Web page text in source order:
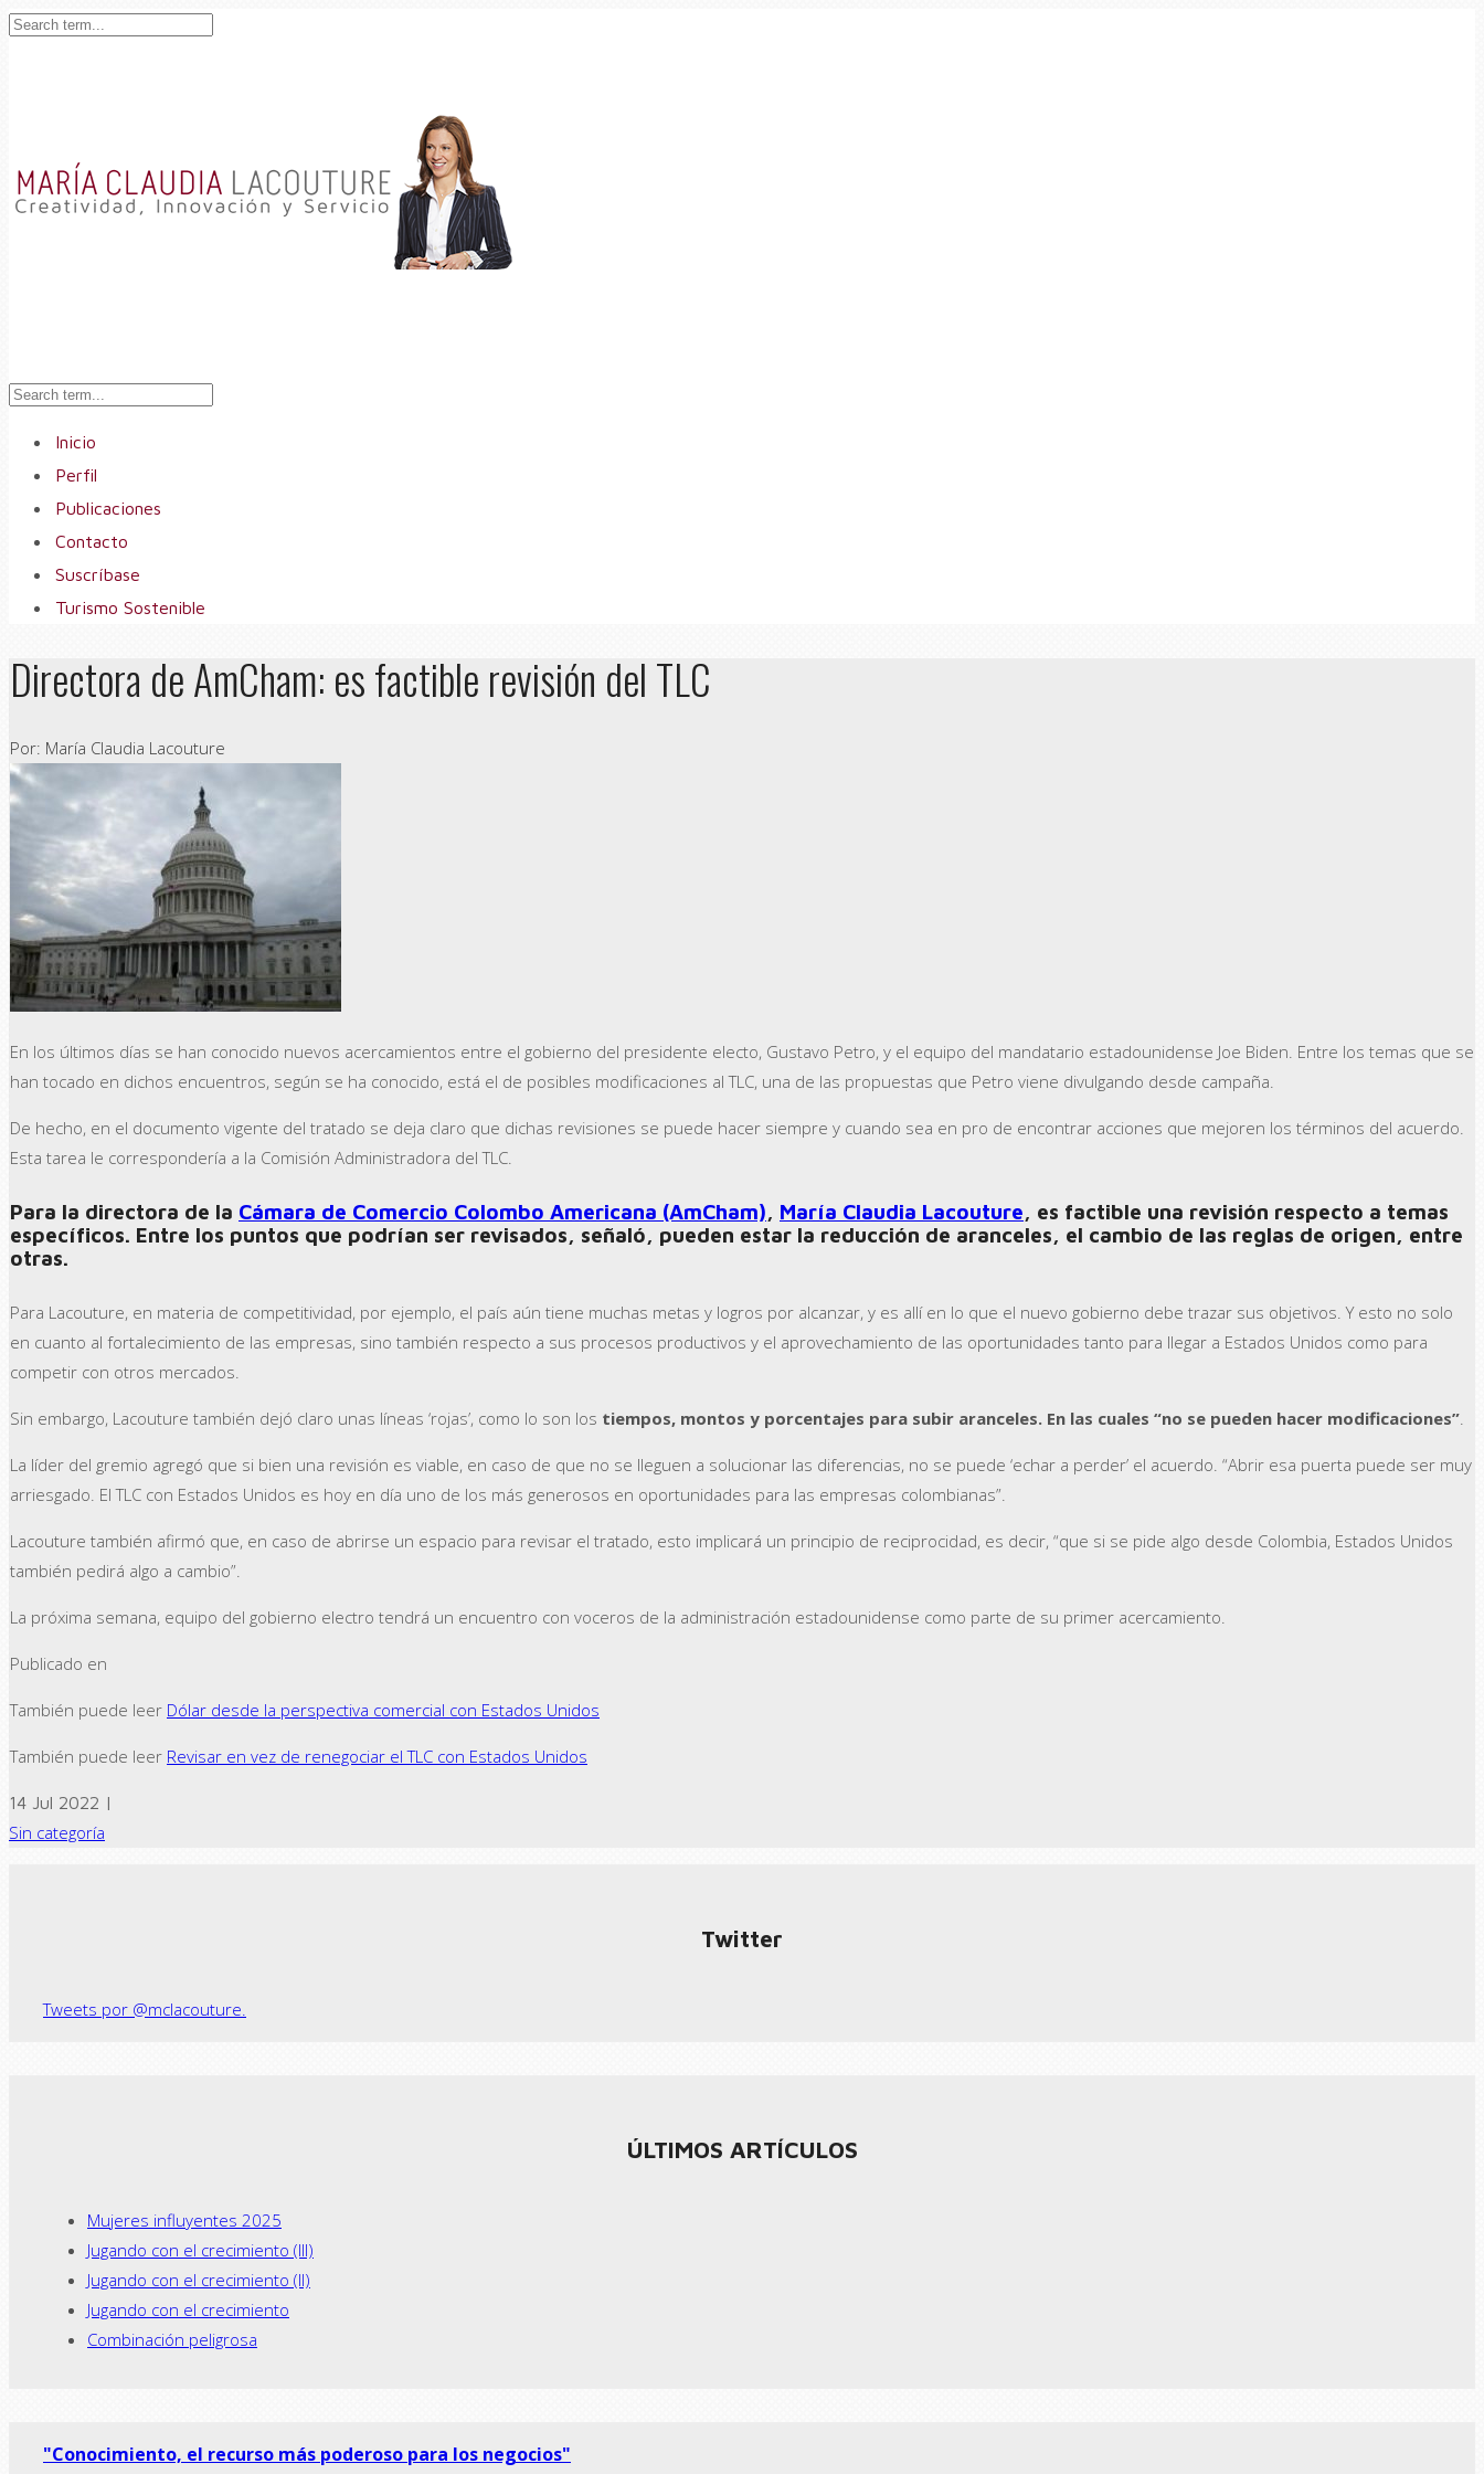
Inicio
Perfil
Publicaciones
Contacto
Suscríbase
Turismo Sostenible
Directora de AmCham: es factible revisión del TLC
Por: María Claudia Lacouture
En los últimos días se han conocido nuevos acercamientos entre el gobierno del presidente electo, Gustavo Petro, y el equipo del mandatario estadounidense Joe Biden. Entre los temas que se
han tocado en dichos encuentros, según se ha conocido, está el de posibles modificaciones al TLC, una de las propuestas que Petro viene divulgando desde campaña.
De hecho, en el documento vigente del tratado se deja claro que dichas revisiones se puede hacer siempre y cuando sea en pro de encontrar acciones que mejoren los términos del acuerdo.
Esta tarea le correspondería a la Comisión Administradora del TLC.
Para la directora de la Cámara de Comercio Colombo Americana (AmCham), María Claudia Lacouture, es factible una revisión respecto a temas
específicos. Entre los puntos que podrían ser revisados, señaló, pueden estar la reducción de aranceles, el cambio de las reglas de origen, entre
otras.
Para Lacouture, en materia de competitividad, por ejemplo, el país aún tiene muchas metas y logros por alcanzar, y es allí en lo que el nuevo gobierno debe trazar sus objetivos. Y esto no solo
en cuanto al fortalecimiento de las empresas, sino también respecto a sus procesos productivos y el aprovechamiento de las oportunidades tanto para llegar a Estados Unidos como para
competir con otros mercados.
Sin embargo, Lacouture también dejó claro unas líneas ‘rojas’, como lo son los tiempos, montos y porcentajes para subir aranceles. En las cuales “no se pueden hacer modificaciones”.
La líder del gremio agregó que si bien una revisión es viable, en caso de que no se lleguen a solucionar las diferencias, no se puede ‘echar a perder’ el acuerdo. “Abrir esa puerta puede ser muy
arriesgado. El TLC con Estados Unidos es hoy en día uno de los más generosos en oportunidades para las empresas colombianas”.
Lacouture también afirmó que, en caso de abrirse un espacio para revisar el tratado, esto implicará un principio de reciprocidad, es decir, “que si se pide algo desde Colombia, Estados Unidos
también pedirá algo a cambio”.
La próxima semana, equipo del gobierno electro tendrá un encuentro con voceros de la administración estadounidense como parte de su primer acercamiento.
Publicado en
También puede leer Dólar desde la perspectiva comercial con Estados Unidos
También puede leer Revisar en vez de renegociar el TLC con Estados Unidos
14 Jul 2022 |
Sin categoría
Twitter
Tweets por @mclacouture.
ÚLTIMOS ARTÍCULOS
Mujeres influyentes 2025
Jugando con el crecimiento (III)
Jugando con el crecimiento (II)
Jugando con el crecimiento
Combinación peligrosa
"Conocimiento, el recurso más poderoso para los negocios"